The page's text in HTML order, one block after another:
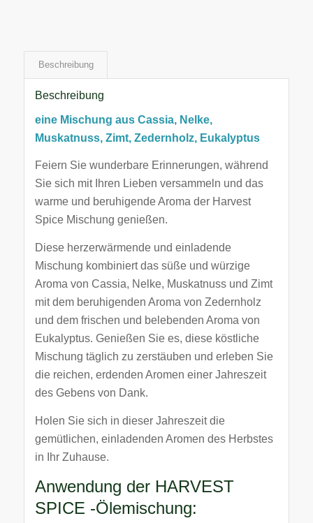
Beschreibung
Beschreibung
eine Mischung aus Cassia, Nelke,
Muskatnuss, Zimt, Zedernholz, Eukalyptus
Feiern Sie wunderbare Erinnerungen, während
Sie sich mit Ihren Lieben versammeln und das
warme und beruhigende Aroma der Harvest
Spice Mischung genießen.
Diese herzerwärmende und einladende
Mischung kombiniert das süße und würzige
Aroma von Cassia, Nelke, Muskatnuss und Zimt
mit dem beruhigenden Aroma von Zedernholz
und dem frischen und belebenden Aroma von
Eukalyptus. Genießen Sie es, diese köstliche
Mischung täglich zu zerstäuben und erleben Sie
die reichen, erdenden Aromen einer Jahreszeit
des Gebens von Dank.
Holen Sie sich in dieser Jahreszeit die
gemütlichen, einladenden Aromen des Herbstes
in Ihr Zuhause.
Anwendung der HARVEST
SPICE -Ölemischung: